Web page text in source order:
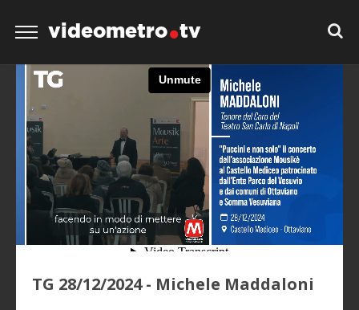
videometro tv
TG 28/12/2024 - Michele Maddaloni